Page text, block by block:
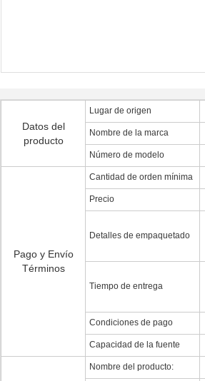
Datos del
producto
Lugar de origen
Nombre de la marca
Número de modelo
Pago y Envío
Términos
Cantidad de orden mínima
Precio
Detalles de empaquetado
Tiempo de entrega
Condiciones de pago
Capacidad de la fuente
Nombre del producto: